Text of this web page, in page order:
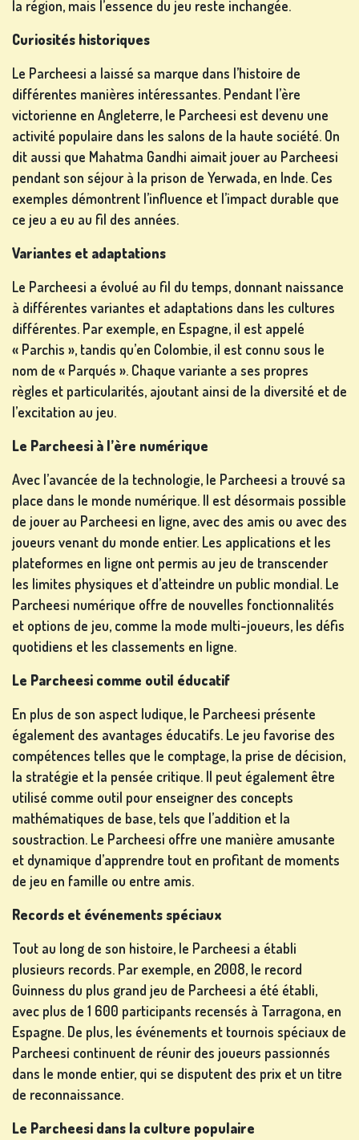
JEUX DE
MACHINE
À SO...
S'INSCRIRE
SE
CONNECTER
BOUTIQUE
CLASSEMENT
DE
LANGUE
la région, mais l’essence du jeu reste inchangée.
Curiosités historiques
Le Parcheesi a laissé sa marque dans l’histoire de
différentes manières intéressantes. Pendant l’ère
victorienne en Angleterre, le Parcheesi est devenu une
activité populaire dans les salons de la haute société. On
dit aussi que Mahatma Gandhi aimait jouer au Parcheesi
pendant son séjour à la prison de Yerwada, en Inde. Ces
exemples démontrent l’influence et l’impact durable que
ce jeu a eu au fil des années.
Variantes et adaptations
Le Parcheesi a évolué au fil du temps, donnant naissance
à différentes variantes et adaptations dans les cultures
différentes. Par exemple, en Espagne, il est appelé
« Parchis », tandis qu’en Colombie, il est connu sous le
nom de « Parqués ». Chaque variante a ses propres
règles et particularités, ajoutant ainsi de la diversité et de
l’excitation au jeu.
Le Parcheesi à l’ère numérique
Avec l’avancée de la technologie, le Parcheesi a trouvé sa
place dans le monde numérique. Il est désormais possible
de jouer au Parcheesi en ligne, avec des amis ou avec des
joueurs venant du monde entier. Les applications et les
plateformes en ligne ont permis au jeu de transcender
les limites physiques et d’atteindre un public mondial. Le
Parcheesi numérique offre de nouvelles fonctionnalités
et options de jeu, comme la mode multi-joueurs, les défis
quotidiens et les classements en ligne.
Le Parcheesi comme outil éducatif
En plus de son aspect ludique, le Parcheesi présente
également des avantages éducatifs. Le jeu favorise des
compétences telles que le comptage, la prise de décision,
la stratégie et la pensée critique. Il peut également être
utilisé comme outil pour enseigner des concepts
mathématiques de base, tels que l’addition et la
soustraction. Le Parcheesi offre une manière amusante
et dynamique d’apprendre tout en profitant de moments
de jeu en famille ou entre amis.
Records et événements spéciaux
Tout au long de son histoire, le Parcheesi a établi
plusieurs records. Par exemple, en 2008, le record
Guinness du plus grand jeu de Parcheesi a été établi,
avec plus de 1 600 participants recensés à Tarragona, en
Espagne. De plus, les événements et tournois spéciaux de
Parcheesi continuent de réunir des joueurs passionnés
dans le monde entier, qui se disputent des prix et un titre
de reconnaissance.
Le Parcheesi dans la culture populaire